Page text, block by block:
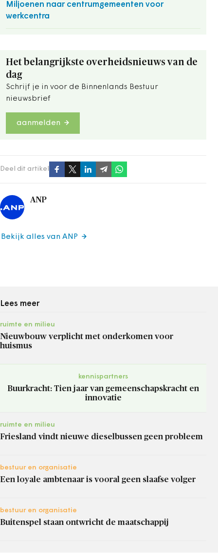
Miljoenen naar centrumgemeenten voor
werkcentra
Het belangrijkste overheidsnieuws van de
dag
Schrijf je in voor de Binnenlands Bestuur
nieuwsbrief
aanmelden
Deel dit artikel
ANP
Bekijk alles van ANP
Lees meer
ruimte en milieu
Nieuwbouw verplicht met onderkomen voor
huismus
kennispartners
Buurkracht: Tien jaar van gemeenschapskracht en
innovatie
ruimte en milieu
Friesland vindt nieuwe dieselbussen geen probleem
bestuur en organisatie
Een loyale ambtenaar is vooral geen slaafse volger
bestuur en organisatie
Buitenspel staan ontwricht de maatschappij